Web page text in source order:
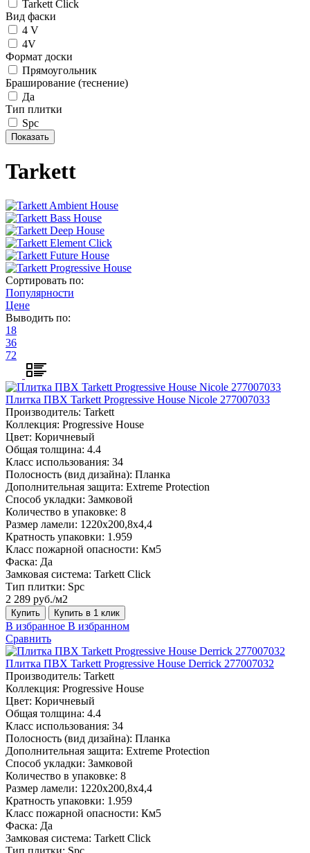
Tarkett Click
Вид фаски
4 V
4V
Формат доски
Прямоугольник
Браширование (теснение)
Да
Тип плитки
Spc
Tarkett
Ambient House
Bass House
Deep House
Element Click
Future House
Progressive House
Сортировать по:
Популярности
Цене
Выводить по:
18
36
72
Плитка ПВХ Tarkett Progressive House Nicole 277007033
Производитель: Tarkett
Коллекция: Progressive House
Цвет: Коричневый
Общая толщина: 4.4
Класс использования: 34
Полосность (вид дизайна): Планка
Дополнительная защита: Extreme Protection
Способ укладки: Замковой
Количество в упаковке: 8
Размер ламели: 1220х200,8х4,4
Кратность упаковки: 1.959
Класс пожарной опасности: Км5
Фаска: Да
Замковая система: Tarkett Click
Тип плитки: Spc
2 289 руб./м2
Купить Купить в 1 клик
В избранное В избранном
Сравнить
Плитка ПВХ Tarkett Progressive House Derrick 277007032
Производитель: Tarkett
Коллекция: Progressive House
Цвет: Коричневый
Общая толщина: 4.4
Класс использования: 34
Полосность (вид дизайна): Планка
Дополнительная защита: Extreme Protection
Способ укладки: Замковой
Количество в упаковке: 8
Размер ламели: 1220х200,8х4,4
Кратность упаковки: 1.959
Класс пожарной опасности: Км5
Фаска: Да
Замковая система: Tarkett Click
Тип плитки: Spc